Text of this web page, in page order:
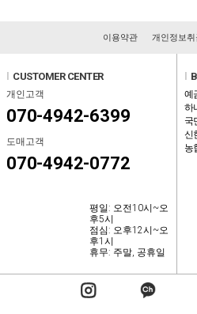
이용약관 개인정보취
CUSTOMER CENTER
개인고객
070-4942-6399
도매고객
070-4942-0772
평일: 오전10시~오
후5시
점심: 오후12시~오
후1시
휴무: 주말, 공휴일
예
하
국
신
농